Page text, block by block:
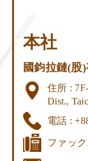
本社
國鈞拉鏈(股)
住所 :
Dist.,
電話 :
ファック